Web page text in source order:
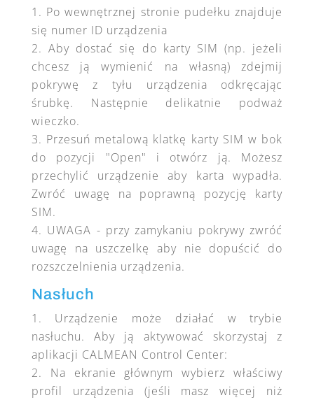
Po wewnętrznej stronie pudełku znajduje
się numer ID urządzenia
Aby dostać się do karty SIM (np. jeżeli
chcesz ją wymienić na własną) zdejmij
pokrywę z tyłu urządzenia odkręcając
śrubkę. Następnie delikatnie podważ
wieczko.
Przesuń metalową klatkę karty SIM w bok
do pozycji "Open" i otwórz ją. Możesz
przechylić urządzenie aby karta wypadła.
Zwróć uwagę na poprawną pozycję karty
SIM.
UWAGA - przy zamykaniu pokrywy zwróć
uwagę na uszczelkę aby nie dopuścić do
rozszczelnienia urządzenia.
Nasłuch
Urządzenie może działać w trybie
nasłuchu. Aby ją aktywować skorzystaj z
aplikacji CALMEAN Control Center:
Na ekranie głównym wybierz właściwy
profil urządzenia (jeśli masz więcej niż